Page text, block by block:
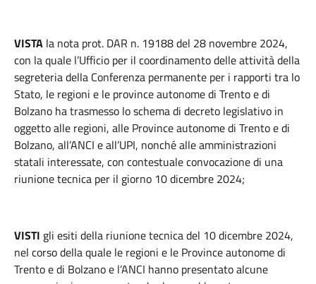
VISTA la nota prot. DAR n. 19188 del 28 novembre 2024,
con la quale l’Ufficio per il coordinamento delle attività della
segreteria della Conferenza permanente per i rapporti tra lo
Stato, le regioni e le province autonome di Trento e di
Bolzano ha trasmesso lo schema di decreto legislativo in
oggetto alle regioni, alle Province autonome di Trento e di
Bolzano, all’ANCI e all’UPI, nonché alle amministrazioni
statali interessate, con contestuale convocazione di una
riunione tecnica per il giorno 10 dicembre 2024;
VISTI gli esiti della riunione tecnica del 10 dicembre 2024,
nel corso della quale le regioni e le Province autonome di
Trento e di Bolzano e l’ANCI hanno presentato alcune